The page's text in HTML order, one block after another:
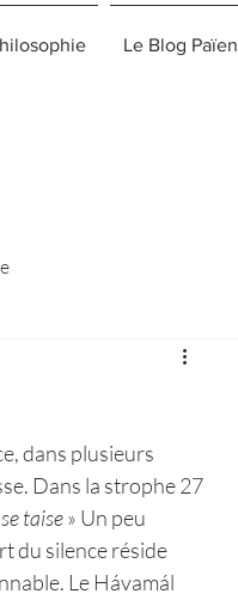
Le Blog Païen
dans plusieurs
Dans la strophe 27
taise » Un peu
du silence réside
Le Hávamál